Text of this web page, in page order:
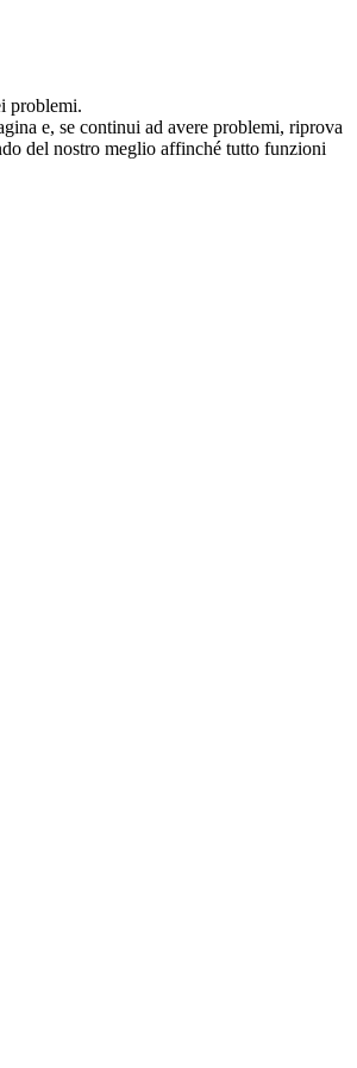
problemi.
e, se continui ad avere problemi, riprova
del nostro meglio affinché tutto funzioni